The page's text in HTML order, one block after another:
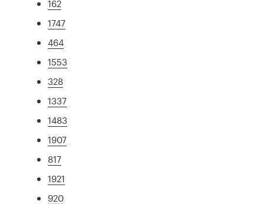
162
1747
464
1553
328
1337
1483
1907
817
1921
920